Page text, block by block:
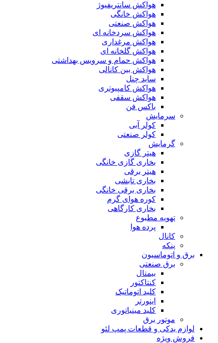
هواکش سانتریفیوژ
هواکش خانگی
هواکش صنعتی
هواکش سردخانه ای
هواکش مرغداری
هواکش گلخانه ای
هواکش حمام و سرویس بهداشتی
هواکش بین کانالی
ساید چنل
هواکش کامپیوتری
هواکش سقفی
باکس فن
سرمایش
کولر آبی
کولر صنعتی
گرمایش
هیتر گازی
بخاری گازی خانگی
هیتر برقی
بخاری تابشی
بخاری برقی خانگی
کوره هوای گرم
بخاری کارگاهی
تهویه مطبوع
پرده هوا
کانال
پنکه
برق و اتوماسیون
برق صنعتی
بیمتال
کنتاکتور
کلید اتوماتیک
اینورتر
کلید مینیاتوری
موتور برق
لوازم یدکی و قطعات پمپ لئو
فروش ویژه